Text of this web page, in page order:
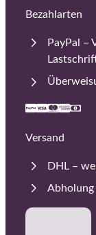
Bezahlarten
PayPal –
Versand
DHL –